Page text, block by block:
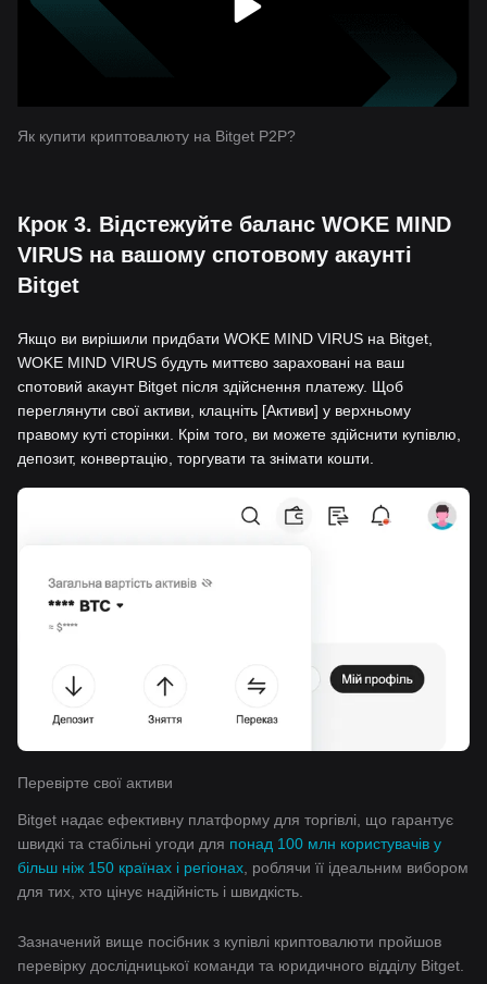
Як купити криптовалюту на Bitget P2P?
Крок 3. Відстежуйте баланс WOKE MIND
VIRUS на вашому спотовому акаунті
Bitget
Якщо ви вирішили придбати WOKE MIND VIRUS на Bitget,
WOKE MIND VIRUS будуть миттєво зараховані на ваш
спотовий акаунт Bitget після здійснення платежу. Щоб
переглянути свої активи, клацніть [Активи] у верхньому
правому куті сторінки. Крім того, ви можете здійснити купівлю,
депозит, конвертацію, торгувати та знімати кошти.
Перевірте свої активи
Bitget надає ефективну платформу для торгівлі, що гарантує
швидкі та стабільні угоди для понад 100 млн користувачів у
більш ніж 150 країнах і регіонах , роблячи її ідеальним вибором
для тих, хто цінує надійність і швидкість.
Зазначений вище посібник з купівлі криптовалюти пройшов
перевірку дослідницької команди та юридичного відділу Bitget.